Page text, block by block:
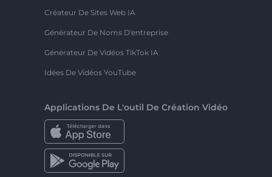
Créateur De Sites Web IA
Générateur De Noms D'entreprise
Générateur De Vidéos TikTok IA
Idées De Vidéos YouTube
Applications De L'outil De Création Vidéo